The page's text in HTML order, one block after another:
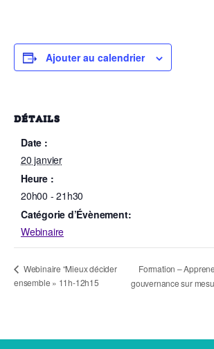
Ajouter au calendrier
DÉTAILS
Date :
20 janvier
Heure :
20h00 - 21h30
Catégorie d’Évènement:
Webinaire
Webinaire “Mieux décider
ensemble » 11h-12h15
Formation –
gouvernance sur